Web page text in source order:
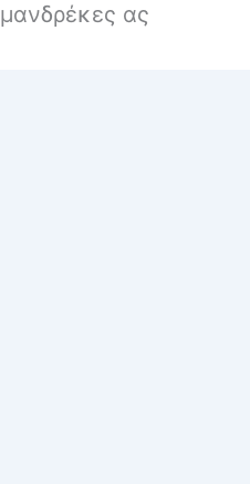
μανδρέκες ας